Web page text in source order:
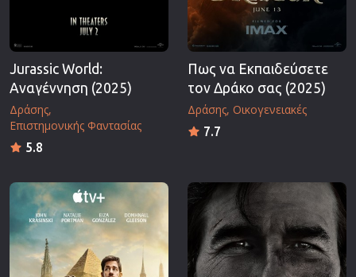
Jurassic World:
Αναγέννηση (2025)
Δράσης
Επιστημονικής Φαντασίας
5.8
Πως να Εκπαιδεύσετε
τον Δράκο σας (2025)
Δράσης Οικογενειακές
7.7